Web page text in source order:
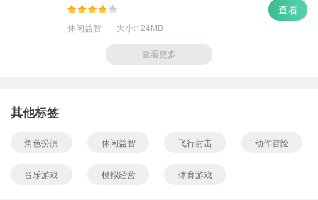
休闲益智 大小:124MB
查看
查看更多
其他标签
角色扮演 休闲益智 飞行射击 动作冒险
音乐游戏 模拟经营 体育游戏